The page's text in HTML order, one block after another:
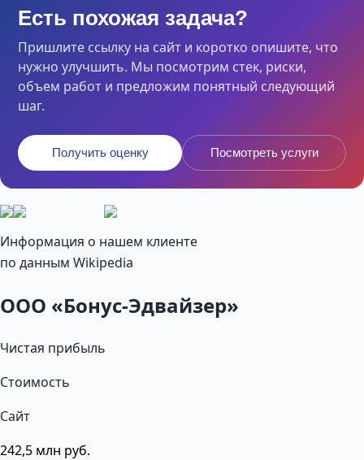
Есть похожая задача?
Пришлите ссылку на сайт и коротко опишите, что
нужно улучшить. Мы посмотрим стек, риски,
объем работ и предложим понятный следующий
шаг.
Получить оценку Посмотреть услуги
Информация о нашем клиенте
по данным Wikipedia
ООО «Бонус-Эдвайзер»
Чистая прибыль
Cтоимость
Сайт
242,5 млн руб.